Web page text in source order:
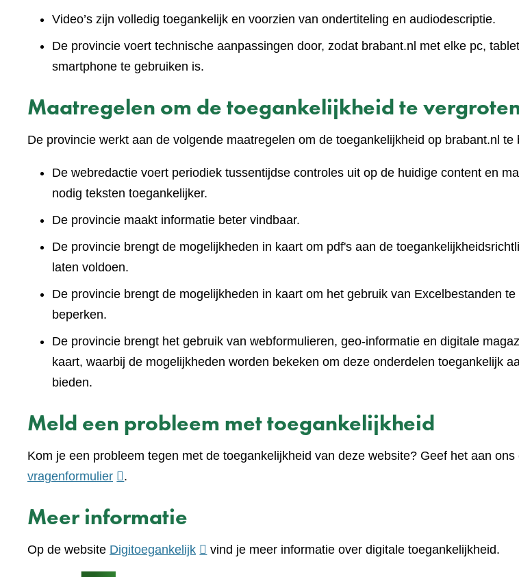
Video’s zijn volledig toegankelijk en voorzien van ondertiteling en audiodescriptie.
De provincie voert technische aanpassingen door, zodat brabant.nl met elke pc,
smartphone te gebruiken is.
Maatregelen om de toegankelijkheid te
De provincie werkt aan de volgende maatregelen om de toegankelijkheid op brabant.nl te
De webredactie voert periodiek tussentijdse controles uit op de huidige content en
nodig teksten toegankelijker.
De provincie maakt informatie beter vindbaar.
De provincie brengt de mogelijkheden in kaart om pdf's aan de
laten voldoen.
De provincie brengt de mogelijkheden in kaart om het gebruik van Excelbestanden te
beperken.
De provincie brengt het gebruik van webformulieren, geo-informatie en digitale
kaart, waarbij de mogelijkheden worden bekeken om deze onderdelen toegankelijk
bieden.
Meld een probleem met toegankelijkheid
Kom je een probleem tegen met de toegankelijkheid van deze website? Geef het aan ons
vragenformulier(verwijst
een
website)
.
Meer informatie
Op de website Digitoegankelijk(verwijst
vind je meer informatie over digitale toegankelijkheid.